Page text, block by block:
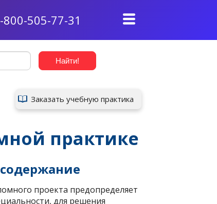
800-505-77-31
Заказать учебную практика
практике
проекта предопределяет
для решения